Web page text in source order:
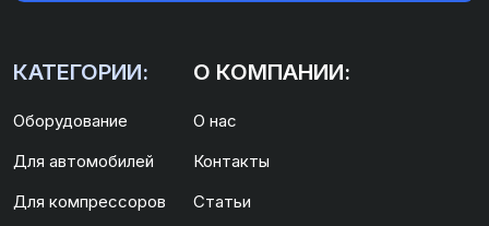
КАТЕГОРИИ:
Оборудование
Для автомобилей
Для компрессоров
О КОМПАНИИ:
О нас
Контакты
Статьи